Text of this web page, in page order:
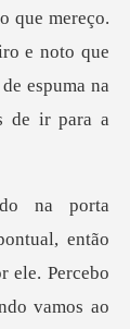
que mereço.
o vamos ao